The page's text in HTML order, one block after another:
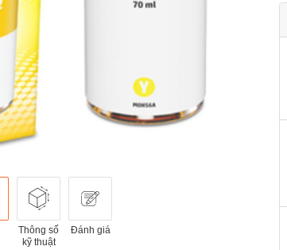
Thông số
kỹ thuật
Đánh giá